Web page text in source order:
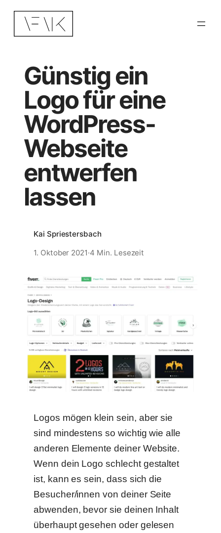
Zum
Günstig ein
Logo für eine
WordPress-
Webseite
entwerfen
lassen
Kai Spriestersbach
1. Oktober 2021·4 Min. Lesezeit
Logos mögen klein sein, aber sie
sind mindestens so wichtig wie alle
anderen Elemente deiner Website.
Wenn dein Logo schlecht gestaltet
ist, kann es sein, dass sich die
Besucher/innen von deiner Seite
abwenden, bevor sie deinen Inhalt
überhaupt gesehen oder gelesen